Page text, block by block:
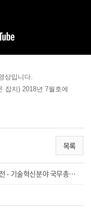
상입니다.
잡지) 2018년 7월호에
목록
[수상소식] 중소기업기술혁신대전 - 기술혁신분야 국무총리상/중소벤처기업부 장관상